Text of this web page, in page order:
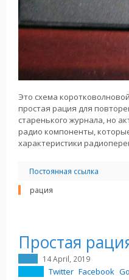
Это схема
простая рация для
старенького журнала, но
радио компоненты,
характеристики
Постоянная ссылка
рация
Простая
14 April, 2019
Twitter Facebook